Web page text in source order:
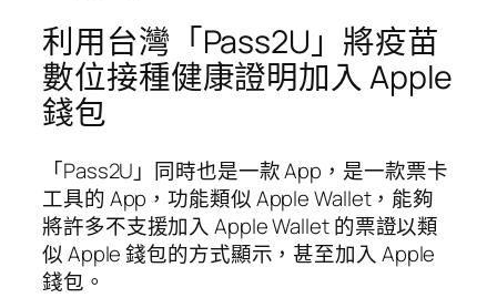
利用台灣「Pass2U」將疫苗
數位接種健康證明加入 Apple
錢包
「Pass2U」同時也是一款 App，是一款票卡
工具的 App，功能類似 Apple Wallet，能夠
將許多不支援加入 Apple Wallet 的票證以類
似 Apple 錢包的方式顯示，甚至加入 Apple
錢包。